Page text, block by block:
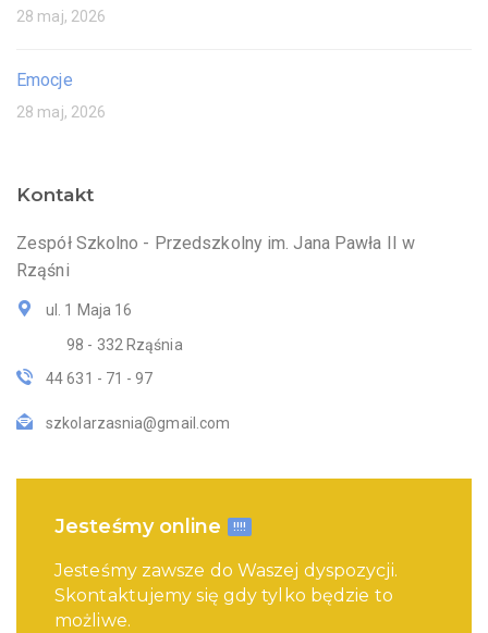
28 maj, 2026
Emocje
28 maj, 2026
Kontakt
Zespół Szkolno - Przedszkolny im. Jana Pawła II w
Rząśni
ul. 1 Maja 16
98 - 332 Rząśnia
44 631 - 71 - 97
szkolarzasnia@gmail.com
Jesteśmy online !!!!
Jesteśmy zawsze do Waszej dyspozycji.
Skontaktujemy się gdy tylko będzie to
możliwe.